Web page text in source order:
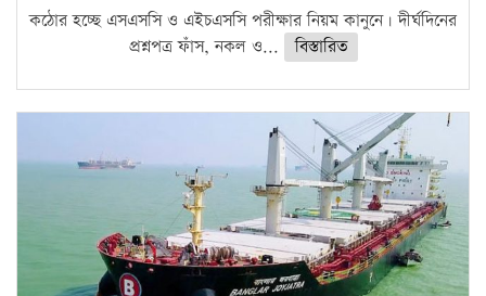
কঠোর হচ্ছে এসএসসি ও এইচএসসি পরীক্ষার নিয়ম কানুনে। দীর্ঘদিনের
প্রশ্নপত্র ফাঁস, নকল ও...
বিস্তারিত